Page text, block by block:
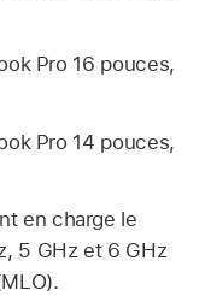
Pro 16 pouces,
Pro 14 pouces,
en charge le
5 GHz et 6 GHz